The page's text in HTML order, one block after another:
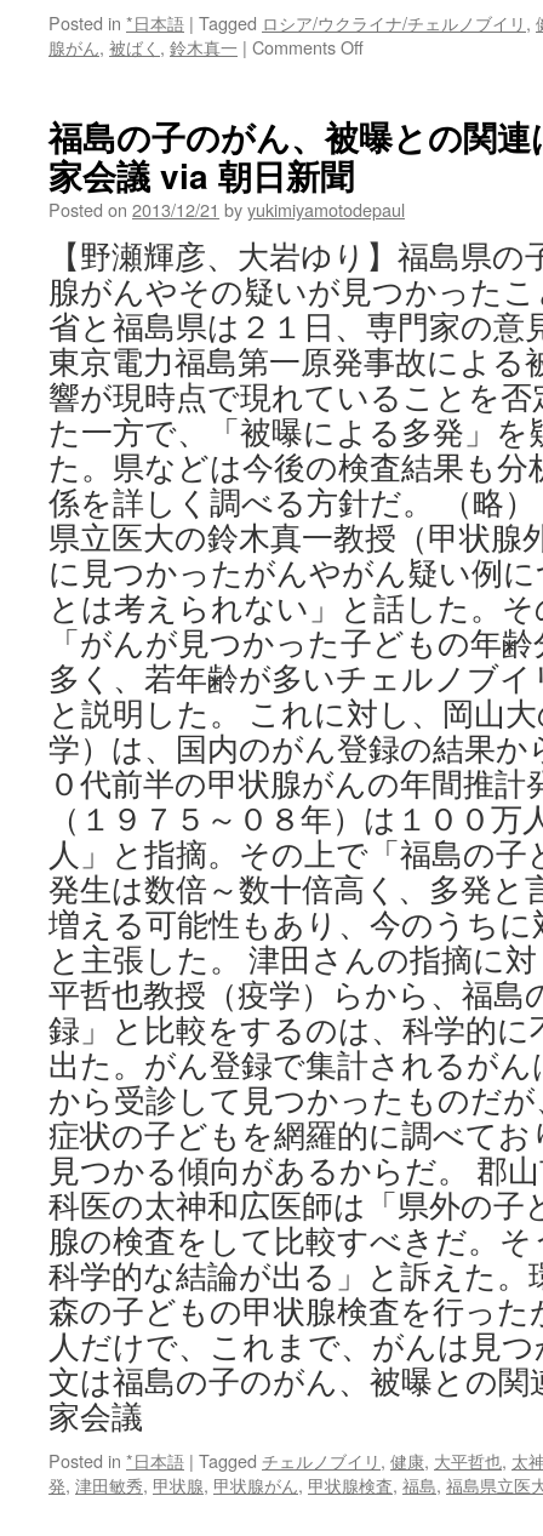
Posted in *日本語 | Tagged ロシア/ウクライナ/チェルノブイリ,
腺がん, 被ばく , 鈴木真一 | Comments Offon
腺
が
子
供
「原
発
影
響
考
え
に
く
い」
福
島
の
検
査
で
学
会
via
日
本
経
済
新
聞
福島の子のがん、被曝との関
家会議 via 朝日新聞
Posted on 2013/12/21 byyukimiyamotodepaul
【野瀬輝彦、大岩ゆり】福島県
腺がんやその疑いが見つかった
省と福島県は２１日、専門家の意
東京電力福島第一原発事故による
響が現時点で現れていることを
た一方で、「被曝による多発」を
た。県などは今後の検査結果も
係を詳しく調べる方針だ。 （略
県立医大の鈴木真一教授（甲状腺
に見つかったがんやがん疑い例
とは考えられない」と話した。
「がんが見つかった子どもの年
多く、若年齢が多いチェルノブ
と説明した。 これに対し、岡山
学）は、国内のがん登録の結果か
０代前半の甲状腺がんの年間推計
（１９７５～０８年）は１００
人」と指摘。その上で「福島の
発生は数倍～数十倍高く、多発と
増える可能性もあり、今のうち
と主張した。 津田さんの指摘に
平哲也教授（疫学）らから、福島
録」と比較をするのは、科学的
出た。がん登録で集計されるが
から受診して見つかったものだ
症状の子どもを網羅的に調べて
見つかる傾向があるからだ。 郡
科医の太神和広医師は「県外の子
腺の検査をして比較すべきだ。
科学的な結論が出る」と訴えた。
森の子どもの甲状腺検査を行った
人だけで、これまで、がんは見
文は福島の子のがん、被曝との
家会議
Posted in *日本語 | Tagged チェルノブイリ, 健康, 大平哲也, 太
発, 津田敏秀, 甲状腺, 甲状腺がん, 甲状腺検査, 福島, 福島県立医